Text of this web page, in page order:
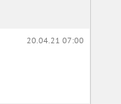
20.04.21 07:00